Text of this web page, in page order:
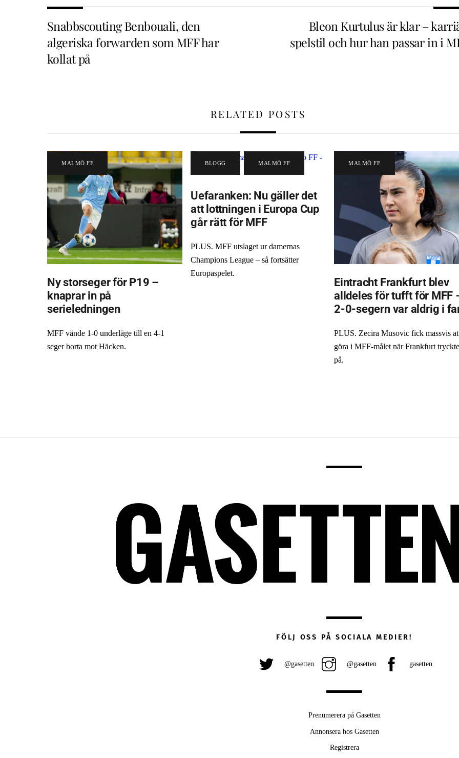
Snabbscouting Benbouali, den
algeriska forwarden som MFF har
kollat på
Bleon Kurtulus är klar –
spelstil och hur han passar in i
RELATED POSTS
MALMÖ FF
Ny storseger för P19 –
knaprar in på
serieledningen
MFF vände 1-0 underläge till en 4-1
seger borta mot Häcken.
BLOGG MALMÖ FF
Uefaranken: Nu gäller det
att lottningen i Europa Cup
går rätt för MFF
PLUS. MFF utslaget ur damernas
Champions League – så fortsätter
Europaspelet.
MALMÖ FF
Eintracht Frankfurt blev
alldeles för tufft för MFF
2-0-segern var aldrig i
PLUS. Zecira Musovic fick massvis
göra i MFF-målet när Frankfurt tryckte
på.
FÖLJ OSS PÅ SOCIALA MEDIER!
@gasetten @gasetten gasetten
Prenumerera på Gasetten
Annonsera hos Gasetten
Registrera